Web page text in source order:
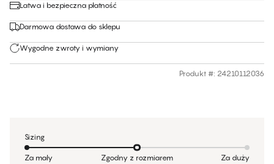
Łatwa i bezpieczna płatność
Darmowa dostawa do sklepu
Wygodne zwroty i wymiany
Produkt #: 24210112036
Sizing
Za mały Zgodny z rozmiarem Za duży